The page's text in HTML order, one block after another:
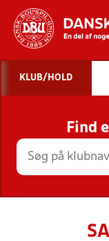
KLUB/HOLD
Find